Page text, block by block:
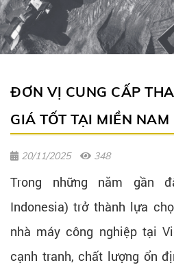
ĐƠN VỊ CUNG CẤP
GIÁ TỐT TẠI MIỀN NAM
20/11/2025 348
Trong những năm gần
Indonesia) trở thành lựa
nhà máy công nghiệp tại
cạnh tranh, chất lượng ổn